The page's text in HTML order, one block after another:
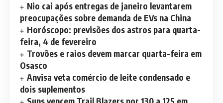
Nio cai após entregas de janeiro levantarem
preocupações sobre demanda de EVs na China
Horóscopo: previsões dos astros para quarta-
feira, 4 de fevereiro
Trovões e raios devem marcar quarta-feira em
Osasco
Anvisa veta comércio de leite condensado e
dois suplementos